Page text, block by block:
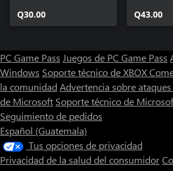
Q30.00
Q43.00
PC Game Pass Juegos de PC Game Pass
Windows Soporte técnico de XBOX
la comunidad Advertencia sobre
de Microsoft Soporte técnico de
Seguimiento de pedidos
Español (Guatemala)
Tus opciones de privacidad
Privacidad de la salud del consumidor